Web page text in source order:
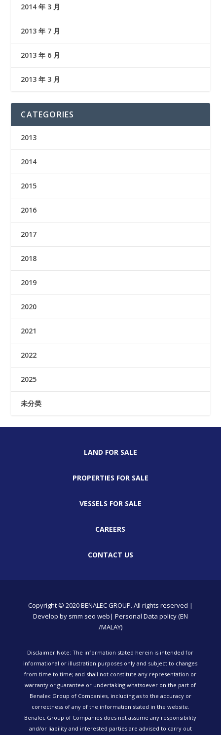
2014 年 3 月
2013 年 7 月
2013 年 6 月
2013 年 3 月
CATEGORIES
2013
2014
2015
2016
2017
2018
2019
2020
2021
2022
2025
未分类
LAND FOR SALE
PROPERTIES FOR SALE
VESSELS FOR SALE
CAREERS
CONTACT US
Copyright © 2020 BENALEC GROUP. All rights reserved |
Develop by smm seo web| Personal Data policy (EN
/MALAY)
Disclaimer Note: The information stated herein is intended for
informational or illustration purposes only and subject to changes
from time to time; and shall not constitute any representation or
warranty or guarantee or undertaking whatsoever on the part of
Benalec Group of Companies, including as to the accuracy or
correctness of any of the information stated in the website.
Benalec Group of Companies does not assume any responsibility
and/or liability and interested parties are advised to carry out